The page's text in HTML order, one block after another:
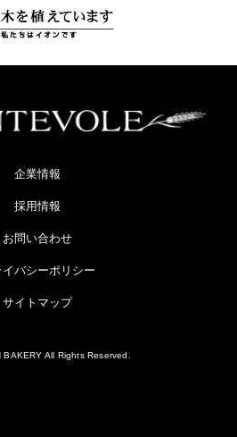
企業情報
採用情報
お問い合わせ
イバシーポリシー
サイトマップ
All Rights Reserved.